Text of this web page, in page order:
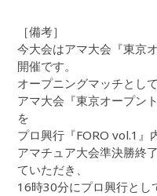
［備考］
今大会はアマ大会『東京
開催です。
オープニングマッチとして
アマ大会『東京オープン
を
プロ興行『FORO vol.1』
アマチュア大会準決勝終
ていただき、
16時30分にプロ興行とし